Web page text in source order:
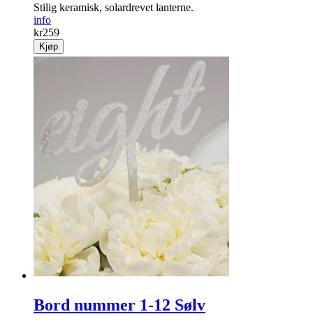
Stilig keramisk, solardrevet lanterne.
info
kr259
Kjøp
Bord nummer 1-12 Sølv